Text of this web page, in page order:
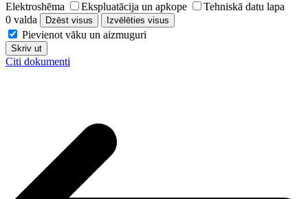
Elektroshēma
Ekspluatācija un apkope
Tehniskā datu lapa
0 valda
Dzēst visus Izvēlēties visus
Pievienot vāku un aizmuguri
Skriv ut
Citi dokumenti